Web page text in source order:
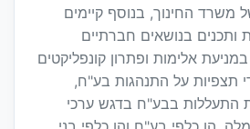
משרד החינוך, בנוסף קיימים
ותכנים בנושאים חברתיים
אלימות ופתרון קונפליקטים
תצפיות על התנהגות בע"ח,
התעללות בבע"ח בדגש ערכי